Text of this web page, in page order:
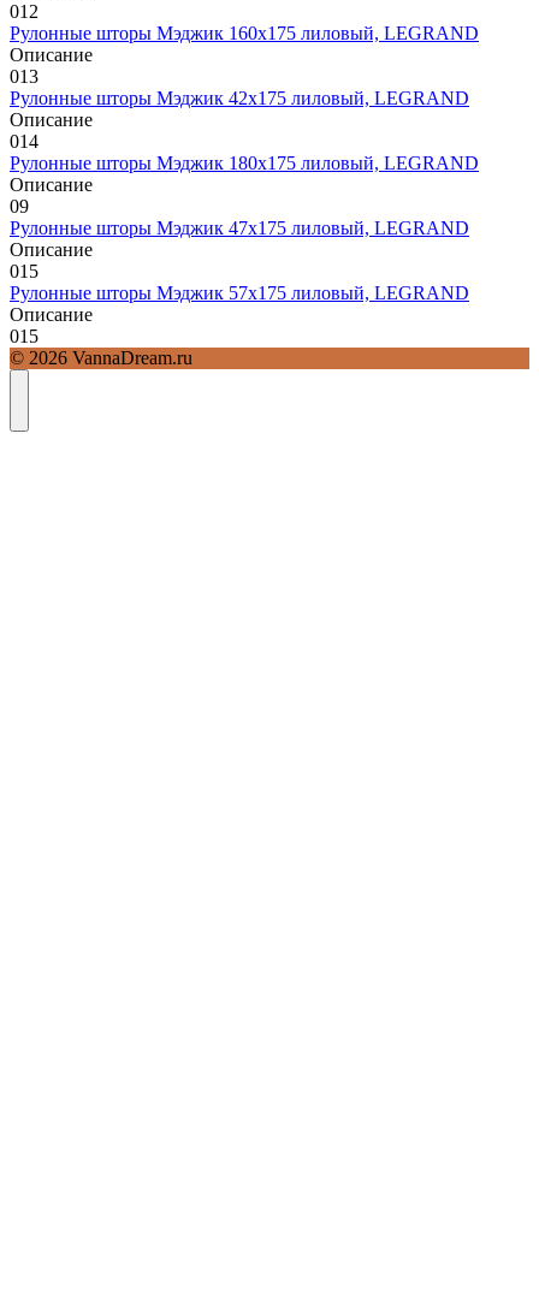
012
Рулонные шторы Мэджик 160х175 лиловый, LEGRAND
Описание
013
Рулонные шторы Мэджик 42х175 лиловый, LEGRAND
Описание
014
Рулонные шторы Мэджик 180х175 лиловый, LEGRAND
Описание
09
Рулонные шторы Мэджик 47х175 лиловый, LEGRAND
Описание
015
Рулонные шторы Мэджик 57х175 лиловый, LEGRAND
Описание
015
© 2026 VannaDream.ru